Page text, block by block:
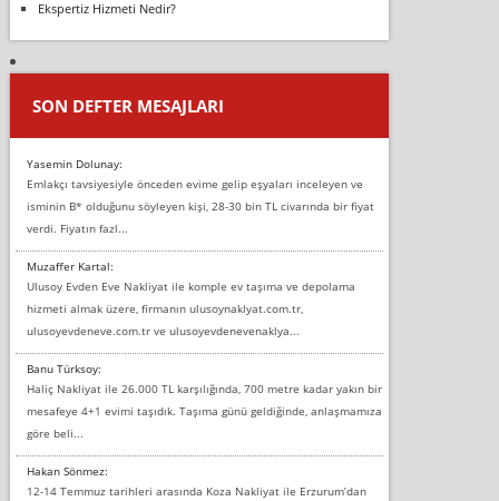
Ekspertiz Hizmeti Nedir?
SON DEFTER MESAJLARI
Yasemin Dolunay:
Emlakçı tavsiyesiyle önceden evime gelip eşyaları inceleyen ve
isminin B* olduğunu söyleyen kişi, 28-30 bin TL civarında bir fiyat
verdi. Fiyatın fazl...
Muzaffer Kartal:
Ulusoy Evden Eve Nakliyat ile komple ev taşıma ve depolama
hizmeti almak üzere, firmanın ulusoynaklyat.com.tr,
ulusoyevdeneve.com.tr ve ulusoyevdenevenaklya...
Banu Türksoy:
Haliç Nakliyat ile 26.000 TL karşılığında, 700 metre kadar yakın bir
mesafeye 4+1 evimi taşıdık. Taşıma günü geldiğinde, anlaşmamıza
göre beli...
Hakan Sönmez:
12-14 Temmuz tarihleri arasında Koza Nakliyat ile Erzurum’dan